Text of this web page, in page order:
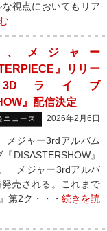
視点においてもリア
、メジャー
』リリー
ライブ
』配信決定
ニュース 2026年2月6日
メジャー3rdアルバム
DISASTERSHOW』
メジャー3rdアルバ
売される。これまで
第2ク・・・ 続きを読